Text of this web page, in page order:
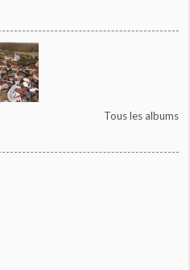
Tous les albums